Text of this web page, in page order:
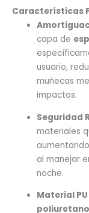
Características
capa de
usuario,
muñecas
impactos.
Seguridad
materiales
al manejar
noche.
Material